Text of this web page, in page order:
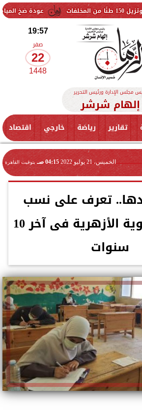
عودة ضخ المياه تدريجيًا
19:57
صفر
22
1448
مجلس الإدارة ورئيس التحرير
إلهام شرشر
تقارير رياضة خارجي اقتصاد
الخميس، 21 يوليو 2022 04:15 صـ بتوقيت القاهرة
تعرف على نسب
النجاح بالثانوية الأزهرية فى آخر 10
سنوات